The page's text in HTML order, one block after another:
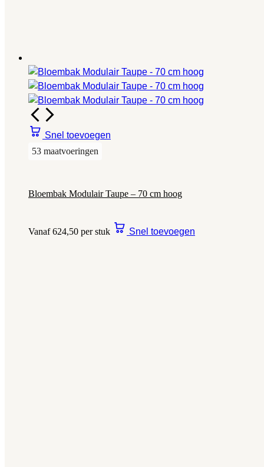
Snel toevoegen
53 maatvoeringen
Bloembak Modulair Taupe – 70 cm hoog
Vanaf 624,50 per stuk Snel toevoegen